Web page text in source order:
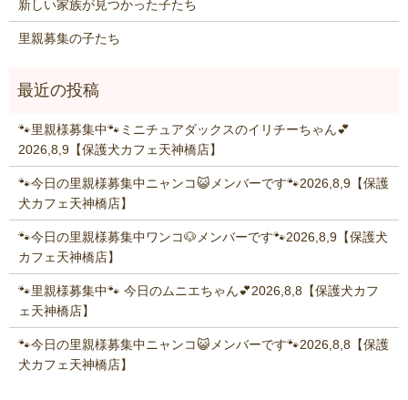
新しい家族が見つかった子たち
里親募集の子たち
🐾里親様募集中🐾ミニチュアダックスのイリチーちゃん💕
2026,8,9【保護犬カフェ天神橋店】
🐾今日の里親様募集中ニャンコ😺メンバーです🐾2026,8,9【保護
犬カフェ天神橋店】
🐾今日の里親様募集中ワンコ🐶メンバーです🐾2026,8,9【保護犬
カフェ天神橋店】
🐾里親様募集中🐾 今日のムニエちゃん💕2026,8,8【保護犬カフ
ェ天神橋店】
🐾今日の里親様募集中ニャンコ😺メンバーです🐾2026,8,8【保護
犬カフェ天神橋店】